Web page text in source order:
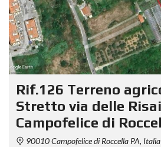
Rif.126 Terreno
Stretto via delle
Campofelice di
90010 Campofelice di Roccella PA, Italia